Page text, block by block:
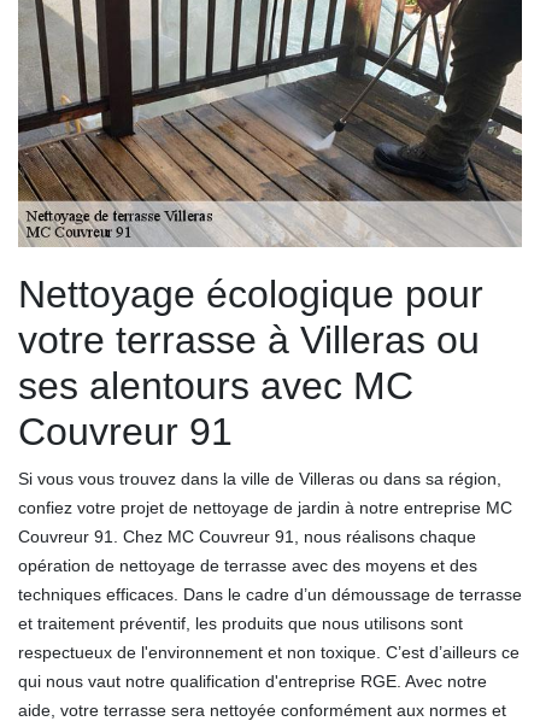
Nettoyage écologique pour
votre terrasse à Villeras ou
ses alentours avec MC
Couvreur 91
Si vous vous trouvez dans la ville de Villeras ou dans sa région,
confiez votre projet de nettoyage de jardin à notre entreprise MC
Couvreur 91. Chez MC Couvreur 91, nous réalisons chaque
opération de nettoyage de terrasse avec des moyens et des
techniques efficaces. Dans le cadre d’un démoussage de terrasse
et traitement préventif, les produits que nous utilisons sont
respectueux de l'environnement et non toxique. C’est d’ailleurs ce
qui nous vaut notre qualification d'entreprise RGE. Avec notre
aide, votre terrasse sera nettoyée conformément aux normes et